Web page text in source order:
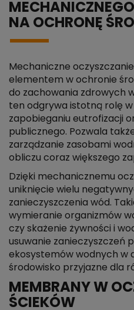
NA OCHRONĘ
Mechaniczne
elementem w ochronie
do zachowania zdrowych
ten odgrywa istotną rolę w
zapobieganiu eutrofizacji
publicznego. Pozwala
zarządzanie zasobami
obliczu coraz większego
Dzięki mechanicznemu
uniknięcie wielu
zanieczyszczenia wód.
wymieranie organizmów
czy skażenie żywności i
usuwanie zanieczyszczeń
ekosystemów wodnych w
środowisko przyjazne dla
MEMBRANY W
ŚCIEKÓW